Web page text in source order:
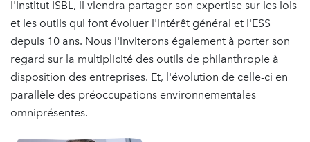
l'Institut ISBL, il viendra partager son expertise sur les lois
et les outils qui font évoluer l'intérêt général et l'ESS
depuis 10 ans. Nous l'inviterons également à porter son
regard sur la multiplicité des outils de philanthropie à
disposition des entreprises. Et, l'évolution de celle-ci en
parallèle des préoccupations environnementales
omniprésentes.